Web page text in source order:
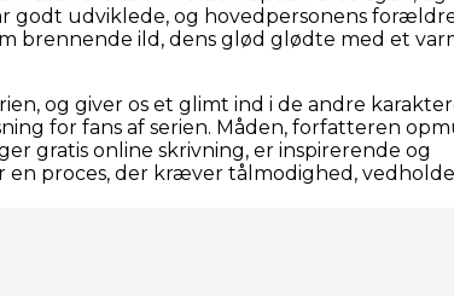
godt udviklede, og hovedpersonens
brennende ild, dens glød glødte med et
og giver os et glimt ind i de andre
for fans af serien. Måden, forfatteren
gratis online skrivning, er inspirerende og
en proces, der kræver tålmodighed,